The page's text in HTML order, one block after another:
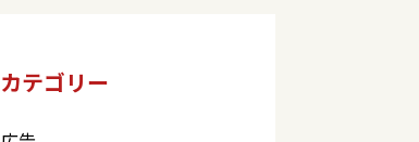
カテゴリー